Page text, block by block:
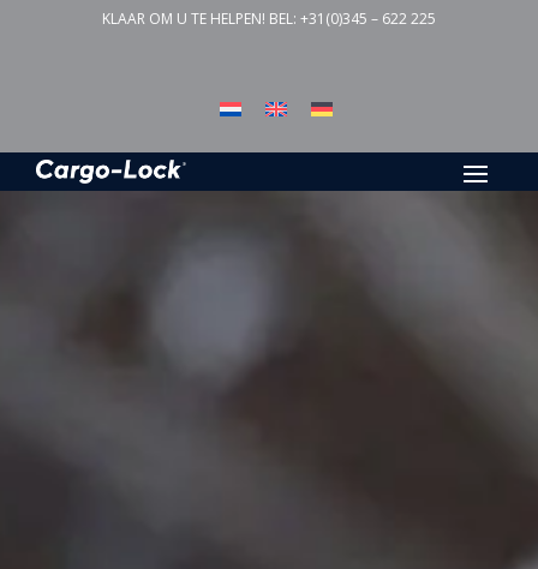
KLAAR OM U TE HELPEN! BEL: +31(0)345 – 622 225